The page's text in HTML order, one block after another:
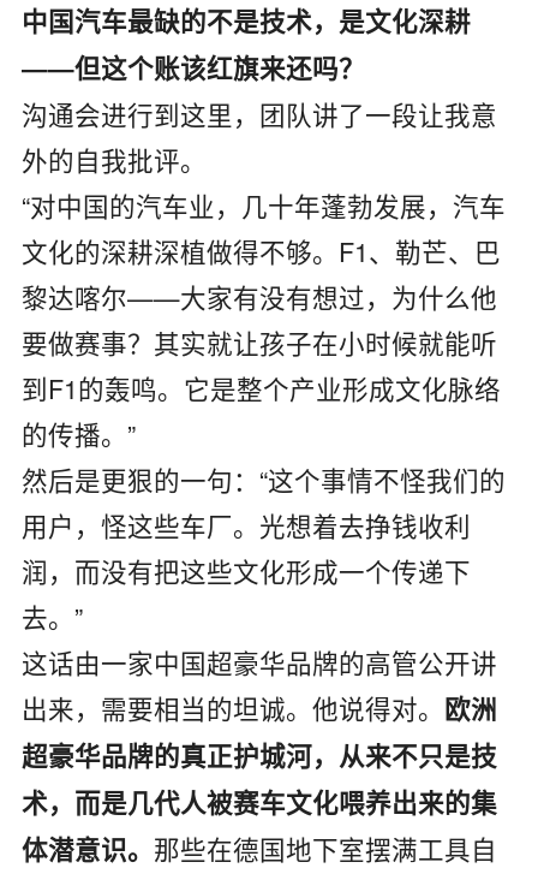
中国汽车最缺的不是技术，是文化深耕
——但这个账该红旗来还吗？
沟通会进行到这里，团队讲了一段让我意
外的自我批评。
“对中国的汽车业，几十年蓬勃发展，汽车
文化的深耕深植做得不够。F1、勒芒、巴
黎达喀尔——大家有没有想过，为什么他
要做赛事？其实就让孩子在小时候就能听
到F1的轰鸣。它是整个产业形成文化脉络
的传播。”
然后是更狠的一句：“这个事情不怪我们的
用户，怪这些车厂。光想着去挣钱收利
润，而没有把这些文化形成一个传递下
去。”
这话由一家中国超豪华品牌的高管公开讲
出来，需要相当的坦诚。他说得对。 欧洲
超豪华品牌的真正护城河，从来不只是技
术，而是几代人被赛车文化喂养出来的集
体潜意识。 那些在德国地下室摆满工具自